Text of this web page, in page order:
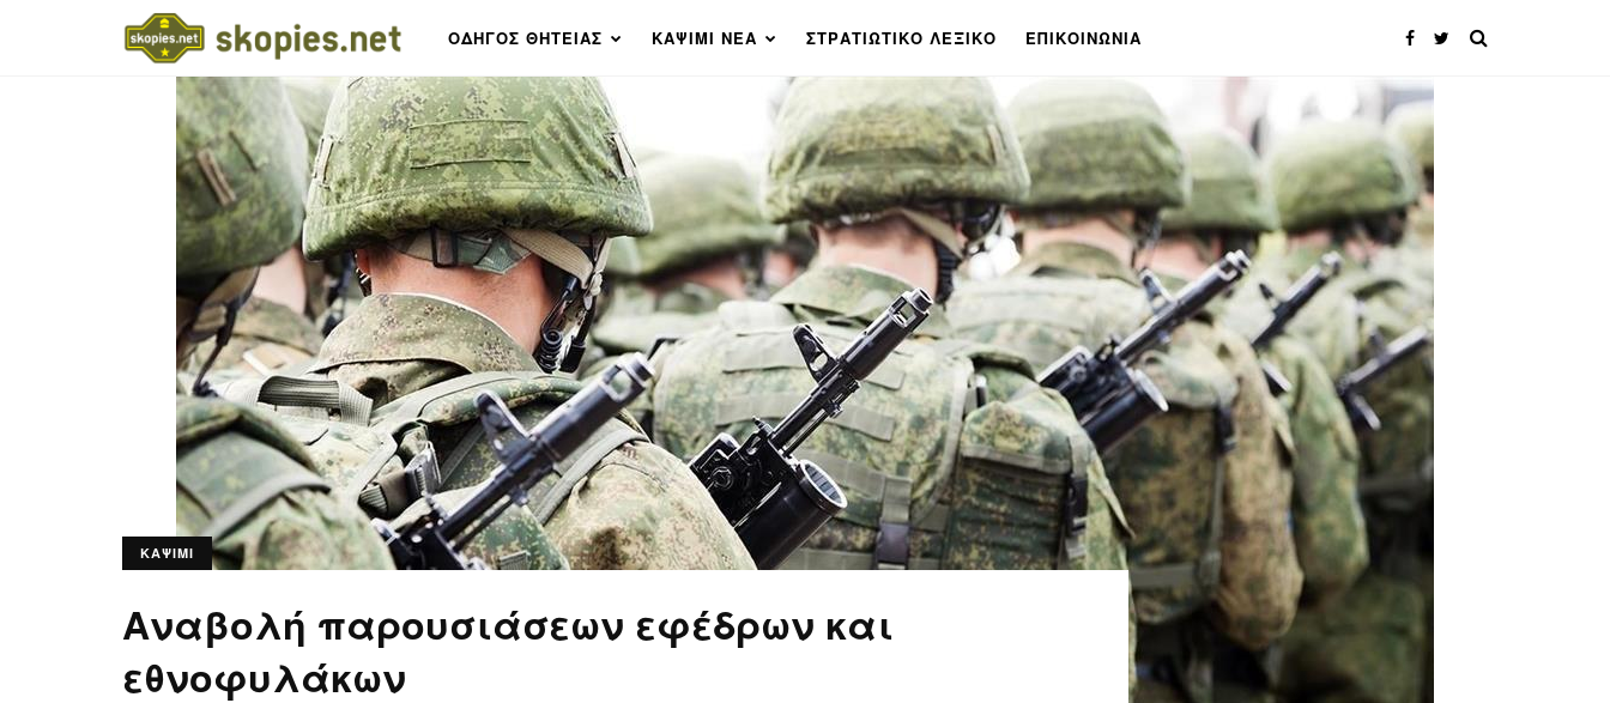
ΟΔΗΓΟΣ ΘΗΤΕΙΑΣ ΚΑΨΙΜΙ ΝΕΑ ΣΤΡΑΤΙΩΤΙΚΟ ΛΕΞΙΚΟ ΕΠΙΚΟΙΝΩΝΙΑ
ΚΑΨΙΜΙ
Αναβολή παρουσιάσεων εφέδρων και
εθνοφυλάκων